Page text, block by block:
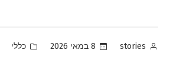
Posted
stories 8 במאי 2026
Posted
כללי